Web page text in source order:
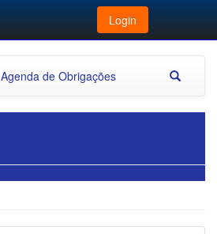
Login
Agenda de Obrigações